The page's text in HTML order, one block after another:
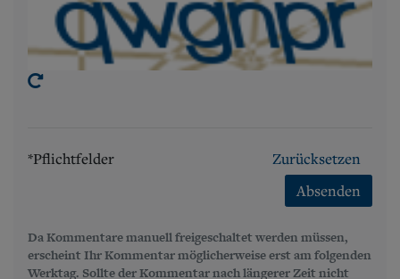
*Pflichtfelder
Zurücksetzen
Absenden
Da Kommentare manuell freigeschaltet werden müssen,
erscheint Ihr Kommentar möglicherweise erst am folgenden
Werktag. Sollte der Kommentar nach längerer Zeit nicht